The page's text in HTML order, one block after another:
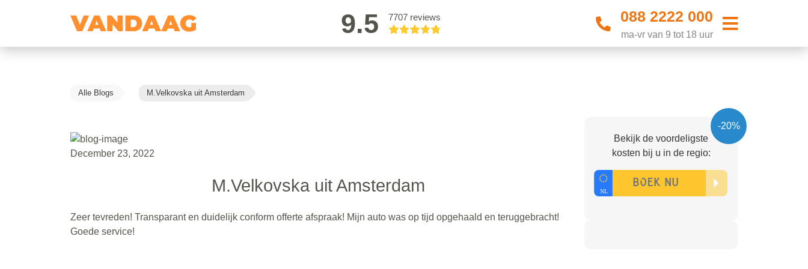
9.5 7707 reviews 088 2222 000
ma-vr van 9 tot 18 uur
Alle Blogs M.Velkovska uit Amsterdam
December 23, 2022
M.Velkovska uit Amsterdam
Zeer tevreden! Transparant en duidelijk conform offerte afspraak! Mijn auto was op tijd opgehaald en teruggebracht!
Goede service!
-20%
Bekijk de voordeligste
kosten bij u in de regio: